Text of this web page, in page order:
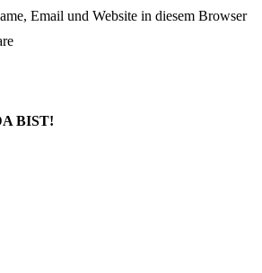
Email und Website in diesem Browser
BIST!